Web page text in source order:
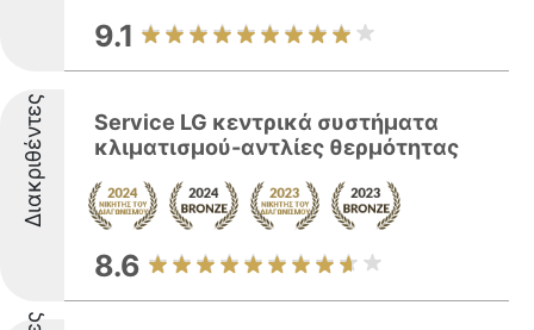
9.1
Διακριθέντες
Service LG κεντρικά συστήματα
κλιματισμού-αντλίες θερμότητας
8.6